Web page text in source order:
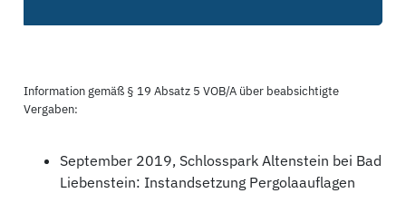
Information gemäß § 19 Absatz 5 VOB/A über beabsichtigte
Vergaben:
September 2019, Schlosspark Altenstein bei Bad
Liebenstein: Instandsetzung Pergolaauflagen